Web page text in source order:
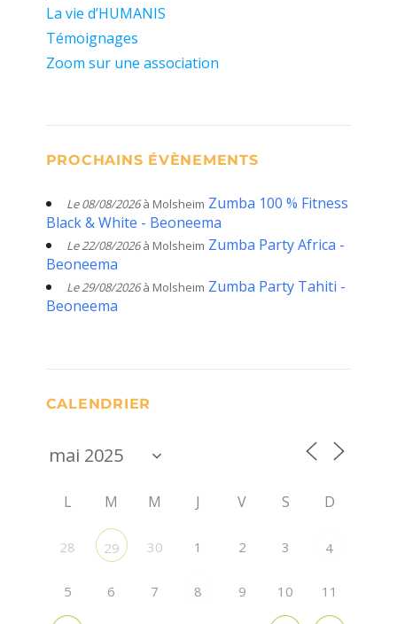
La vie d’HUMANIS
Témoignages
Zoom sur une association
PROCHAINS ÉVÈNEMENTS
Le 08/08/2026à Molsheim Zumba 100 % Fitness
Black & White - Beoneema
Le 22/08/2026à Molsheim Zumba Party Africa -
Beoneema
Le 29/08/2026à Molsheim Zumba Party Tahiti -
Beoneema
CALENDRIER
L M M J V S D
28 29 30 1 2 3 4
5 6 7 8 9 10 11